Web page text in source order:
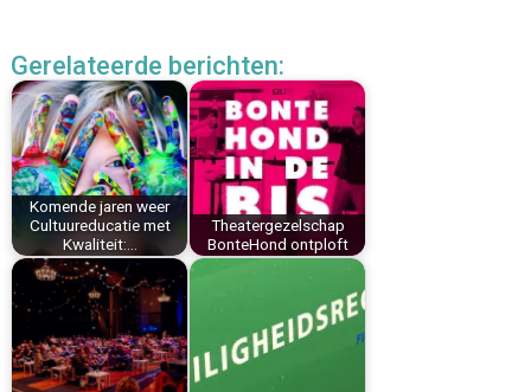
e
b
o
o
k
t
e
r
e
s
t
k
e
d
I
n
i
l
t
s
A
p
p
e
n
Gerelateerde berichten:
Komende jaren weer
Cultuureducatie met
Kwaliteit:…
Theatergezelschap
BonteHond ontploft